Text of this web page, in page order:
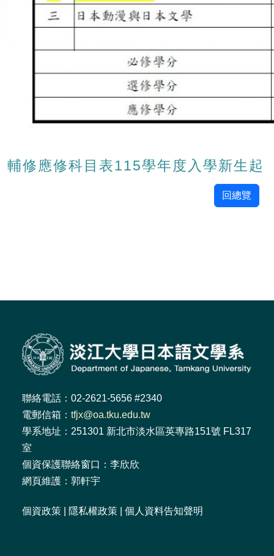
輔修應修科目表115學年度入學新生起
回總覽
聯絡電話：02-2621-5656 #2340
電郵信箱： tfjx@oa.tku.edu.tw
學系地址：251301 新北市淡水區英專路151號 FL317
室
個資保護聯絡窗口：李欣欣
網頁維護：郭軒宇
個資政策 隱私權政策 個人資料告知聲明